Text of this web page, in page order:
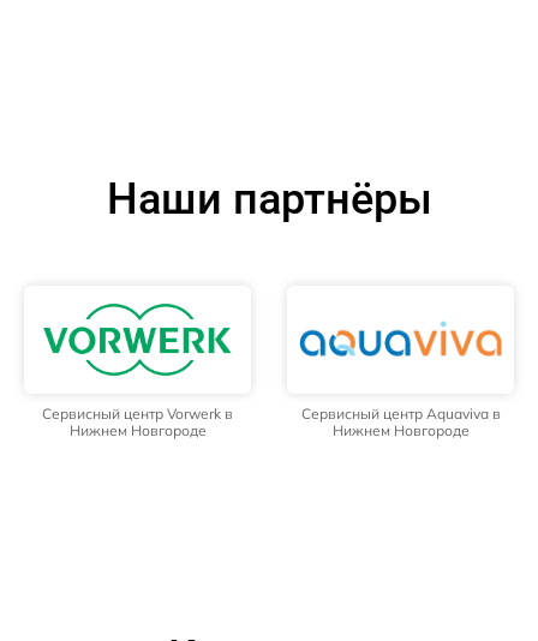
Наши партнёры
Сервисный центр Vorwerk в
Нижнем Новгороде
Сервисный центр Aquaviva в
Нижнем Новгороде